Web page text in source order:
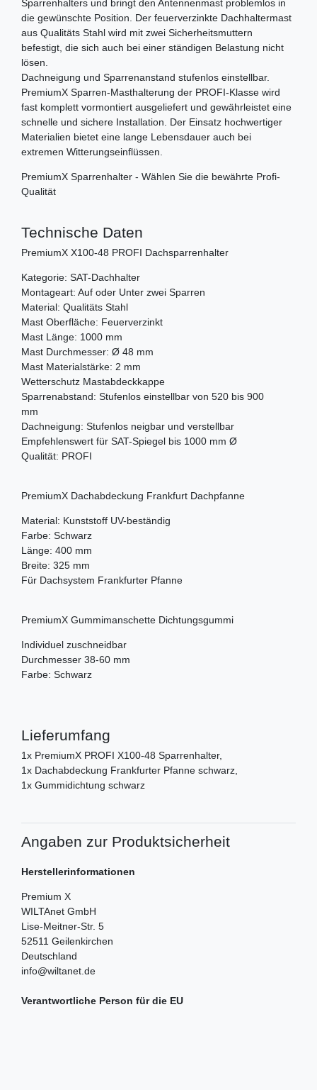
Sparrenhalters und bringt den Antennenmast problemlos in
die gewünschte Position. Der feuerverzinkte Dachhaltermast
aus Qualitäts Stahl wird mit zwei Sicherheitsmuttern
befestigt, die sich auch bei einer ständigen Belastung nicht
lösen.
Dachneigung und Sparrenanstand stufenlos einstellbar.
PremiumX Sparren-Masthalterung der PROFI-Klasse wird
fast komplett vormontiert ausgeliefert und gewährleistet eine
schnelle und sichere Installation. Der Einsatz hochwertiger
Materialien bietet eine lange Lebensdauer auch bei
extremen Witterungseinflüssen.
PremiumX Sparrenhalter - Wählen Sie die bewährte Profi-
Qualität
Technische Daten
PremiumX X100-48 PROFI Dachsparrenhalter
Kategorie: SAT-Dachhalter
Montageart: Auf oder Unter zwei Sparren
Material: Qualitäts Stahl
Mast Oberfläche: Feuerverzinkt
Mast Länge: 1000 mm
Mast Durchmesser: Ø 48 mm
Mast Materialstärke: 2 mm
Wetterschutz Mastabdeckkappe
Sparrenabstand: Stufenlos einstellbar von 520 bis 900
mm
Dachneigung: Stufenlos neigbar und verstellbar
Empfehlenswert für SAT-Spiegel bis 1000 mm Ø
Qualität: PROFI
PremiumX Dachabdeckung Frankfurt Dachpfanne
Material: Kunststoff UV-beständig
Farbe: Schwarz
Länge: 400 mm
Breite: 325 mm
Für Dachsystem Frankfurter Pfanne
PremiumX Gummimanschette Dichtungsgummi
Individuel zuschneidbar
Durchmesser 38-60 mm
Farbe: Schwarz
Lieferumfang
1x PremiumX PROFI X100-48 Sparrenhalter,
1x Dachabdeckung Frankfurter Pfanne schwarz,
1x Gummidichtung schwarz
Angaben zur Produktsicherheit
Herstellerinformationen
Premium X
WILTAnet GmbH
Lise-Meitner-Str. 5
52511 Geilenkirchen
Deutschland
info@wiltanet.de
Verantwortliche Person für die EU